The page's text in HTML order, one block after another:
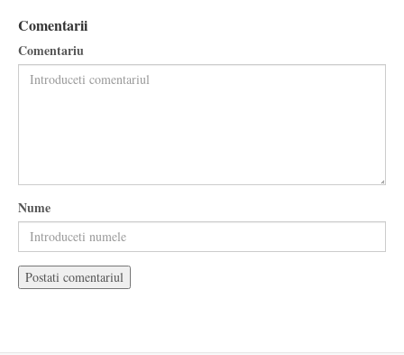
Comentarii
Comentariu
Nume